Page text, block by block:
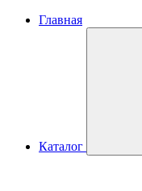
Главная
Каталог